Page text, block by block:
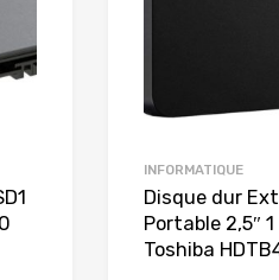
INFORMATIQUE
Disque dur
Portable 2,5″ 1
Toshiba